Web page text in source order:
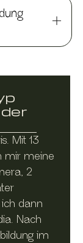
Mit 13
mir meine
2
dann
Nach
im